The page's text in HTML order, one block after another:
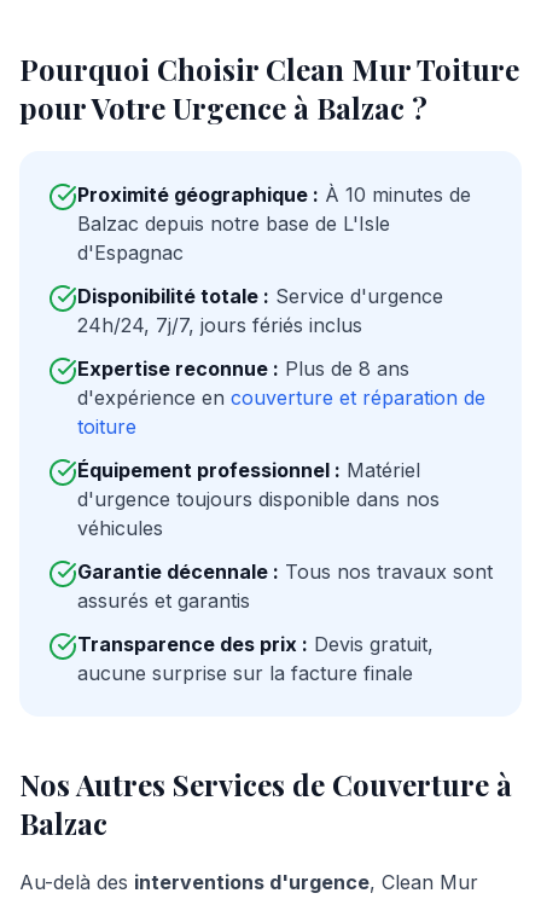
Pourquoi Choisir Clean Mur Toiture
pour Votre Urgence à Balzac ?
Proximité géographique : À 10 minutes de
Balzac depuis notre base de L'Isle
d'Espagnac
Disponibilité totale : Service d'urgence
24h/24, 7j/7, jours fériés inclus
Expertise reconnue : Plus de 8 ans
d'expérience en couverture et réparation de
toiture
Équipement professionnel : Matériel
d'urgence toujours disponible dans nos
véhicules
Garantie décennale : Tous nos travaux sont
assurés et garantis
Transparence des prix : Devis gratuit,
aucune surprise sur la facture finale
Nos Autres Services de Couverture à
Balzac
Au-delà des interventions d'urgence, Clean Mur